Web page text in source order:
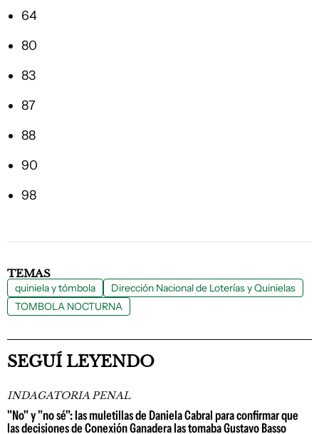
64
80
83
87
88
90
98
TEMAS
quiniela y tómbola
Dirección Nacional de Loterías y Quinielas
TOMBOLA NOCTURNA
SEGUÍ LEYENDO
INDAGATORIA PENAL
"No" y "no sé": las muletillas de Daniela Cabral para confirmar que
las decisiones de Conexión Ganadera las tomaba Gustavo Basso